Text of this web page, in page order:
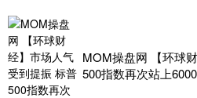
MOM操盘网 【环球
500指数再次站上